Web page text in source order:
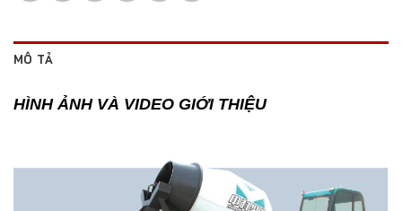
MÔ TẢ
HÌNH ẢNH VÀ VIDEO GIỚI THIỆU